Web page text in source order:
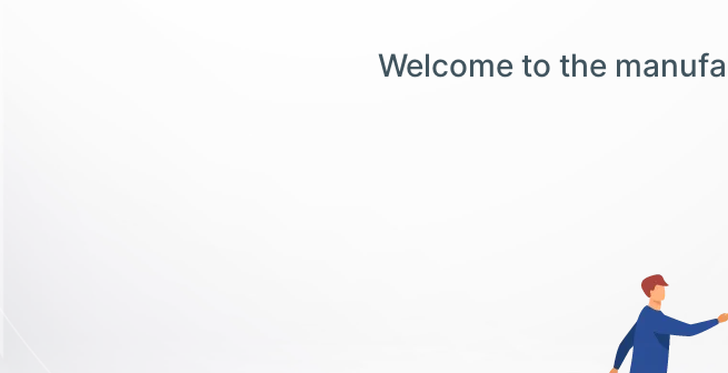
Welcome to the